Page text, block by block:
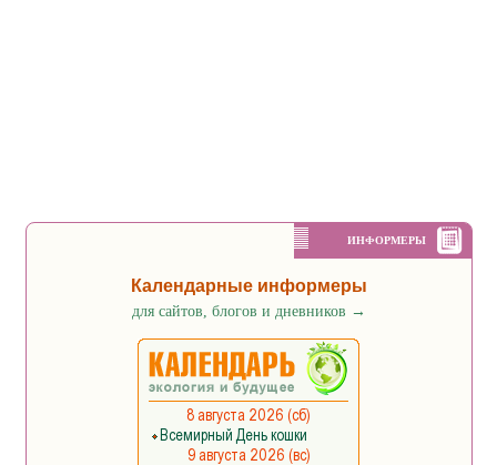
ИНФОРМЕРЫ
Календарные информеры
для сайтов, блогов и дневников →